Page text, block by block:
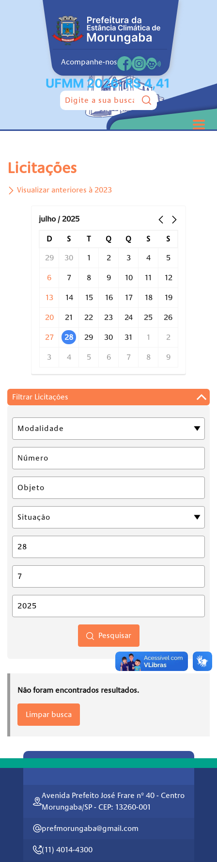
Acompanhe-nos
Pesquisar:
Licitações
Visualizar anteriores à 2023
julho / 2025
D S T Q Q S S
29 30 1 2 3 4 5
6 7 8 9 10 11 12
13 14 15 16 17 18 19
20 21 22 23 24 25 26
27 28 29 30 31 1 2
3 4 5 6 7 8 9
Filtrar Licitações
Pesquisar
Não foram encontrados resultados.
Limpar busca
Avenida Prefeito José Frare nº 40 - Centro
Morungaba/SP - CEP: 13260-001
prefmorungaba@gmail.com
(11) 4014-4300